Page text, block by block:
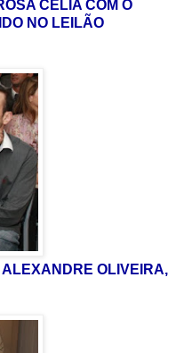
CÉLIA COM O
NO LEILÃO
OLIVEIRA,